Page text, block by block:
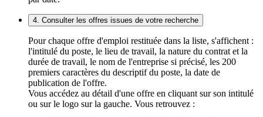
4. Consulter les offres issues de votre recherche
Pour chaque offre d'emploi restituée dans la liste, s'affichent :
l'intitulé du poste, le lieu de travail, la nature du contrat et la
durée de travail, le nom de l'entreprise si précisé, les 200
premiers caractères du descriptif du poste, la date de
publication de l'offre.
Vous accédez au détail d'une offre en cliquant sur son intitulé
ou sur le logo sur la gauche. Vous retrouvez :